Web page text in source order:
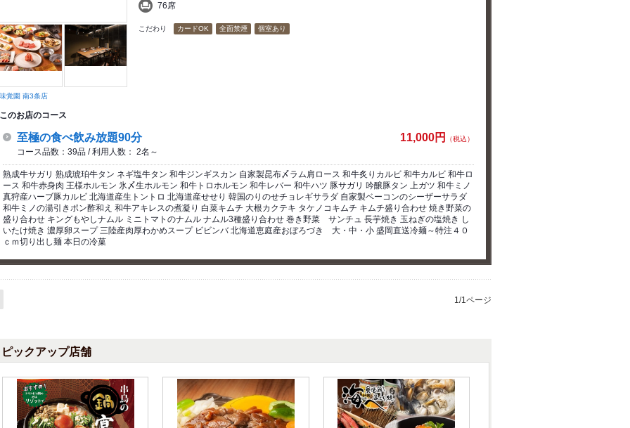
味覚園 南3条店
76席
こだわり カードOK 全面禁煙 個室あり
このお店のコース
11,000円 （税込）
至極の食べ飲み放題90分
コース品数：39品 / 利用人数： 2名～
熟成牛サガリ 熟成琥珀牛タン ネギ塩牛タン 和牛ジンギスカン 自家製昆布〆ラム肩ロース 和牛炙りカルビ 和牛カルビ 和牛ロ
ース 和牛赤身肉 王様ホルモン 氷〆生ホルモン 和牛トロホルモン 和牛レバー 和牛ハツ 豚サガリ 吟醸豚タン 上ガツ 和牛ミノ
真狩産ハーブ豚カルビ 北海道産生トントロ 北海道産せせり 韓国のりのせチョレギサラダ 自家製ベーコンのシーザーサラダ
和牛ミノの湯引きポン酢和え 和牛アキレスの煮凝り 白菜キムチ 大根カクテキ タケノコキムチ キムチ盛り合わせ 焼き野菜の
盛り合わせ キングもやしナムル ミニトマトのナムル ナムル3種盛り合わせ 巻き野菜 サンチュ 長芋焼き 玉ねぎの塩焼き し
いたけ焼き 濃厚卵スープ 三陸産肉厚わかめスープ ビビンバ 北海道恵庭産おぼろづき 大・中・小 盛岡直送冷麺～特注４０
ｃｍ切り出し麺 本日の冷菓
1/1ページ
ピックアップ店舗